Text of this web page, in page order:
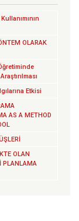
OLARAK
Etkisi
AS A METHOD
OLAN
PLANLAMA